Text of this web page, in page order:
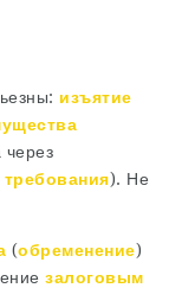
изъятие
через
требования). Не
(обременение)
залоговым